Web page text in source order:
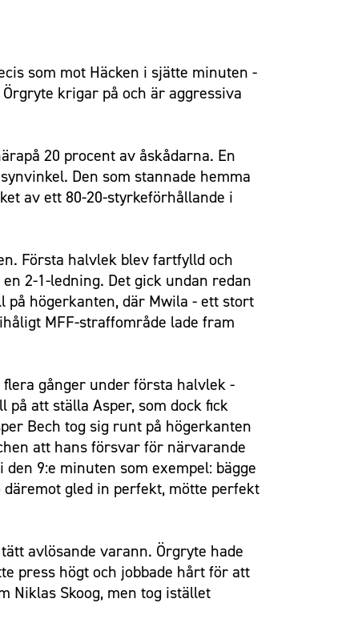
som mot Häcken i sjätte minuten -
krigar på och är aggressiva
20 procent av åskådarna. En
Den som stannade hemma
av ett 80-20-styrkeförhållande i
Första halvlek blev fartfylld och
2-1-ledning. Det gick undan redan
högerkanten, där Mwila - ett stort
MFF-straffområde lade fram
gånger under första halvlek -
på att ställa Asper, som dock fick
Bech tog sig runt på högerkanten
att hans försvar för närvarande
9:e minuten som exempel: bägge
gled in perfekt, mötte perfekt
avlösande varann. Örgryte hade
press högt och jobbade hårt för att
Niklas Skoog, men tog istället